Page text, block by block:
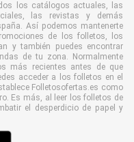
los catálogos actuales, las
las revistas y demás
Así podemos mantenerte
de los folletos, los
y también puedes encontrar
de tu zona. Normalmente
más recientes antes de que
acceder a los folletos en el
Folletosofertas.es como
Es más, al leer los folletos de
el desperdicio de papel y